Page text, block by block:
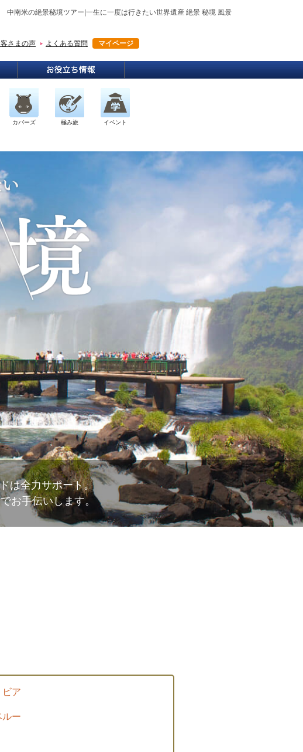
中南米の絶景秘境ツアー|一生に一度は行きたい世界遺産 絶景 秘境 風景
さまの声 よくある質問 マイページ
カバーズ 極み旅 イベント
は全力サポート。
お手伝いします。
ビア
ルー